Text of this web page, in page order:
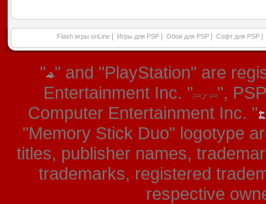
Flash игры onLine Игры для PSP Обои для PSP Софт для PSP
" " and "PlayStation" are
Entertainment Inc. "
",
Computer Entertainment Inc. "
"Memory Stick Duo" logotype
titles, publisher names,
trademarks, registered
respective